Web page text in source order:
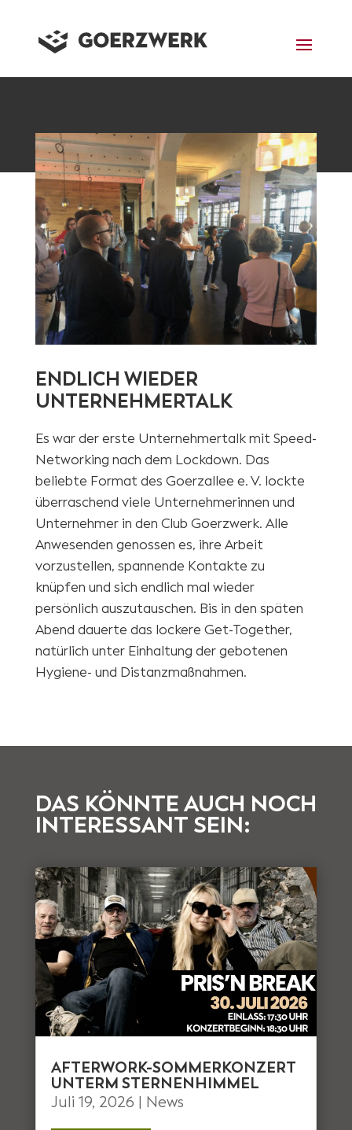
ENDLICH WIEDER
UNTERNEHMERTALK
Es war der erste Unternehmertalk mit Speed-
Networking nach dem Lockdown. Das
beliebte Format des Goerzallee e. V. lockte
überraschend viele Unternehmerinnen und
Unternehmer in den Club Goerzwerk. Alle
Anwesenden genossen es, ihre Arbeit
vorzustellen, spannende Kontakte zu
knüpfen und sich endlich mal wieder
persönlich auszutauschen. Bis in den späten
Abend dauerte das lockere Get-Together,
natürlich unter Einhaltung der gebotenen
Hygiene- und Distanzmaßnahmen.
DAS KÖNNTE AUCH NOCH
INTERESSANT SEIN:
AFTERWORK-SOMMERKONZERT
UNTERM STERNENHIMMEL
Juli 19, 2026 | News